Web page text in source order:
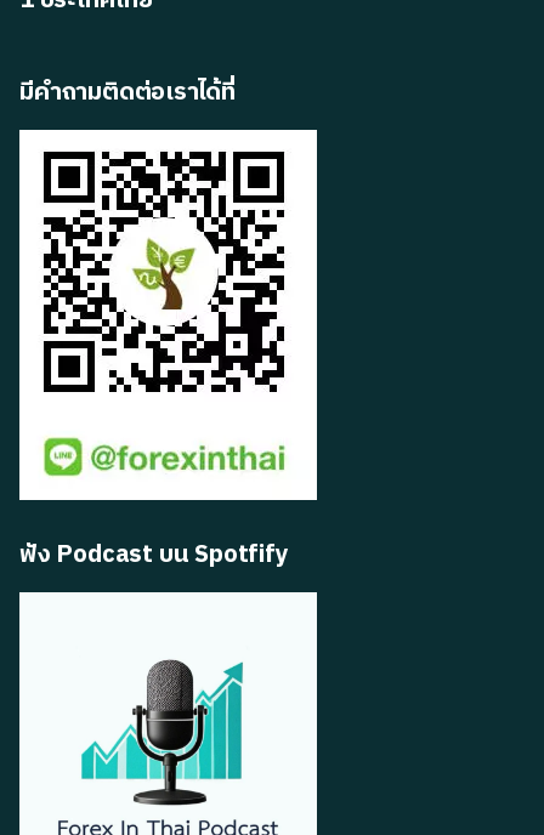
มีคำถามติดต่อเราได้ที่
ฟัง Podcast บน Spotfify